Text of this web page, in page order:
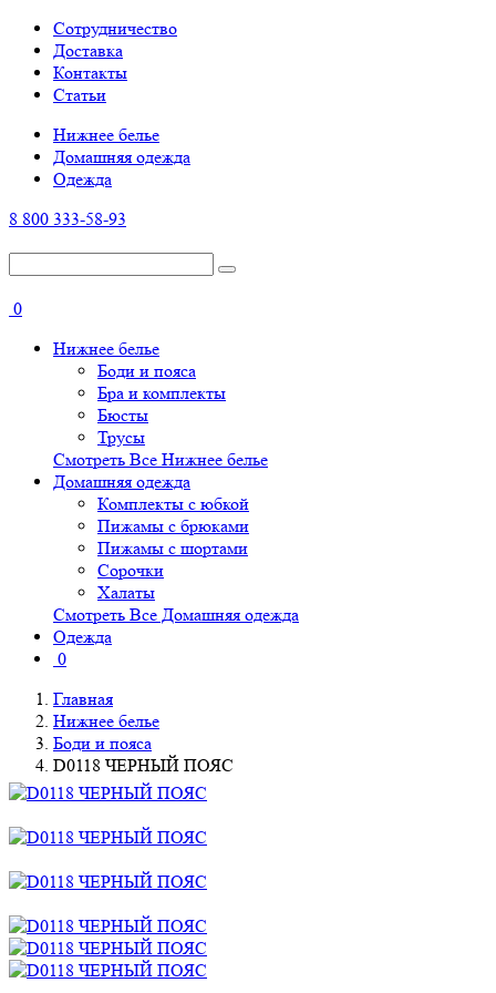
Cотрудничество
Доставка
Контакты
Статьи
Нижнее белье
Домашняя одежда
Одежда
8 800 333-58-93
0
Нижнее белье
Боди и пояса
Бра и комплекты
Бюсты
Трусы
Смотреть Все Нижнее белье
Домашняя одежда
Комплекты с юбкой
Пижамы с брюками
Пижамы с шортами
Сорочки
Халаты
Смотреть Все Домашняя одежда
Одежда
0
Главная
Нижнее белье
Боди и пояса
D0118 ЧЕРНЫЙ ПОЯС